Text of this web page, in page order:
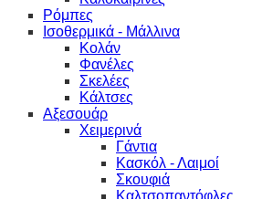
Ρόμπες
Ισοθερμικά - Μάλλινα
Κολάν
Φανέλες
Σκελέες
Κάλτσες
Αξεσουάρ
Χειμερινά
Γάντια
Κασκόλ - Λαιμοί
Σκουφιά